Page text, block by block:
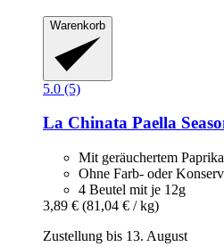
Warenkorb
5.0 (5)
La Chinata Paella
Mit geräuchertem
Ohne Farb- oder
4 Beutel mit je 12g
3,89 € (81,04 € / kg)
Zustellung bis 13. August